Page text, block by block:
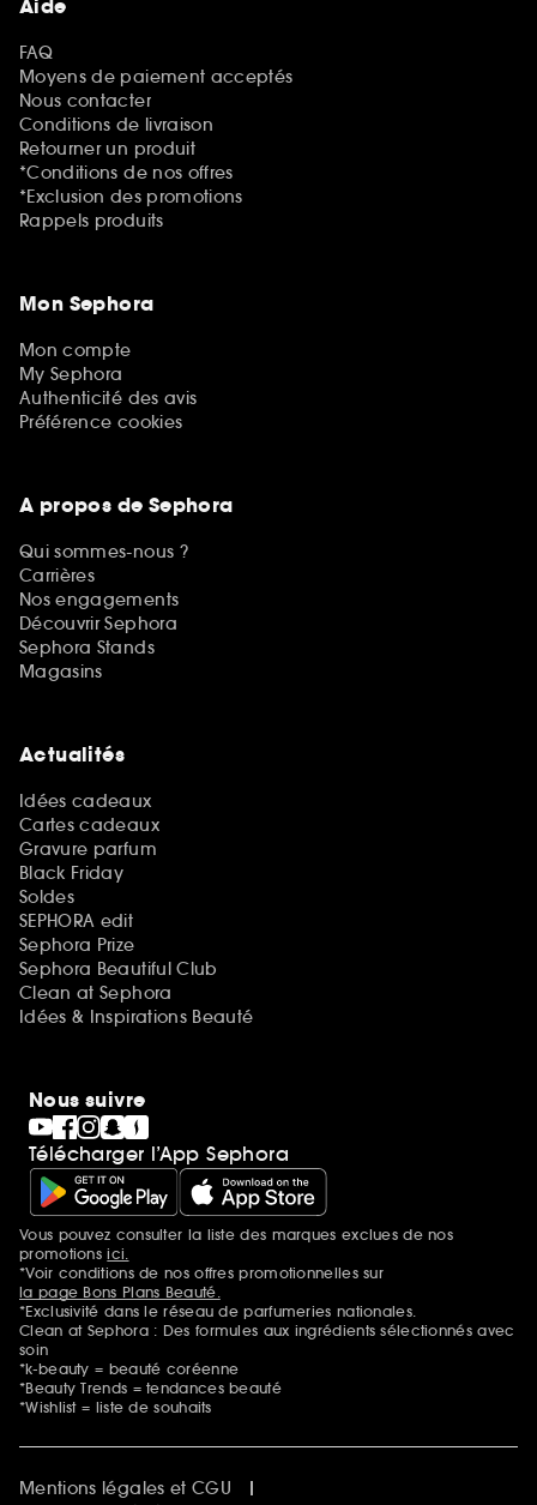
Aide
FAQ
Moyens de paiement acceptés
Nous contacter
Conditions de livraison
Retourner un produit
*Conditions de nos offres
*Exclusion des promotions
Rappels produits
Mon Sephora
Mon compte
My Sephora
Authenticité des avis
Préférence cookies
A propos de Sephora
Qui sommes-nous ?
Carrières
Nos engagements
Découvrir Sephora
Sephora Stands
Magasins
Actualités
Idées cadeaux
Cartes cadeaux
Gravure parfum
Black Friday
Soldes
SEPHORA edit
Sephora Prize
Sephora Beautiful Club
Clean at Sephora
Idées & Inspirations Beauté
Nous suivre
Télécharger l’App Sephora
Mentions additionnelles
Vous pouvez consulter la liste des marques exclues de nos
promotionsici.
*Voir conditions de nos offres promotionnelles sur
la page Bons Plans Beauté.
*Exclusivité dans le réseau de parfumeries nationales.
Clean at Sephora : Des formules aux ingrédients sélectionnés avec
soin
*k-beauty = beauté coréenne
*Beauty Trends = tendances beauté
*Wishlist = liste de souhaits
Mentions légales et CGU